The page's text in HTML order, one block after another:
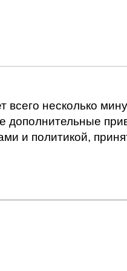
несколько
и политикой,